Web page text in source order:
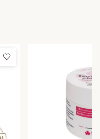
Добави в любими